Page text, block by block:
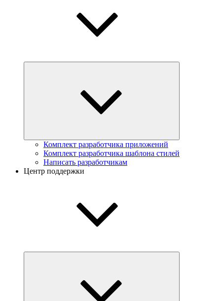
Комплект разработчика приложений
Комплект разработчика шаблона стилей
Написать разработчикам
Центр поддержки